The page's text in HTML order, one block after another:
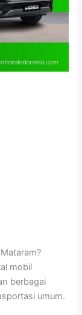
mobil
berbagai
umum.